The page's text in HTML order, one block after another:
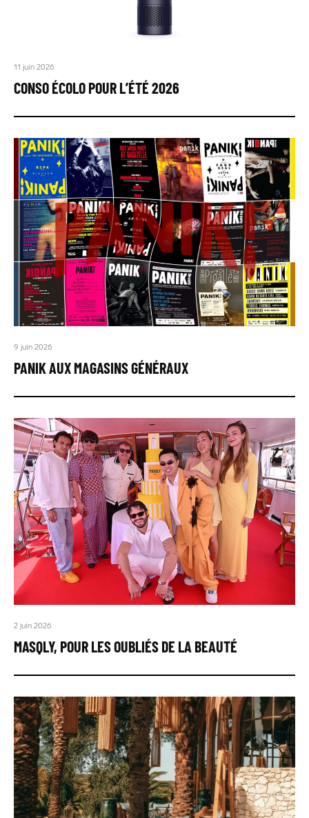
11 juin 2026
CONSO ÉCOLO POUR L’ÉTÉ 2026
9 juin 2026
PANIK AUX MAGASINS GÉNÉRAUX
2 juin 2026
MASQLY, POUR LES OUBLIÉS DE LA BEAUTÉ